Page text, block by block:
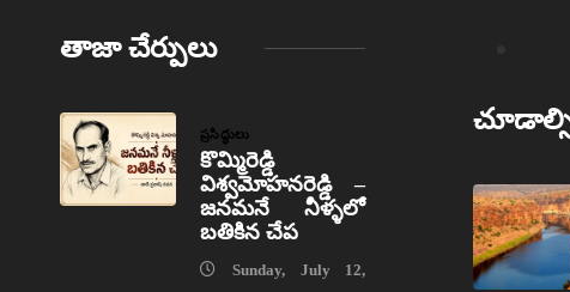
తాజా చేర్పులు
ప్రసిద్ధులు
కొమ్మిరెడ్డి
విశ్వమోహనరెడ్డి –
జనమనే నీళ్ళలో
బతికిన చేప
Sunday, July 12,